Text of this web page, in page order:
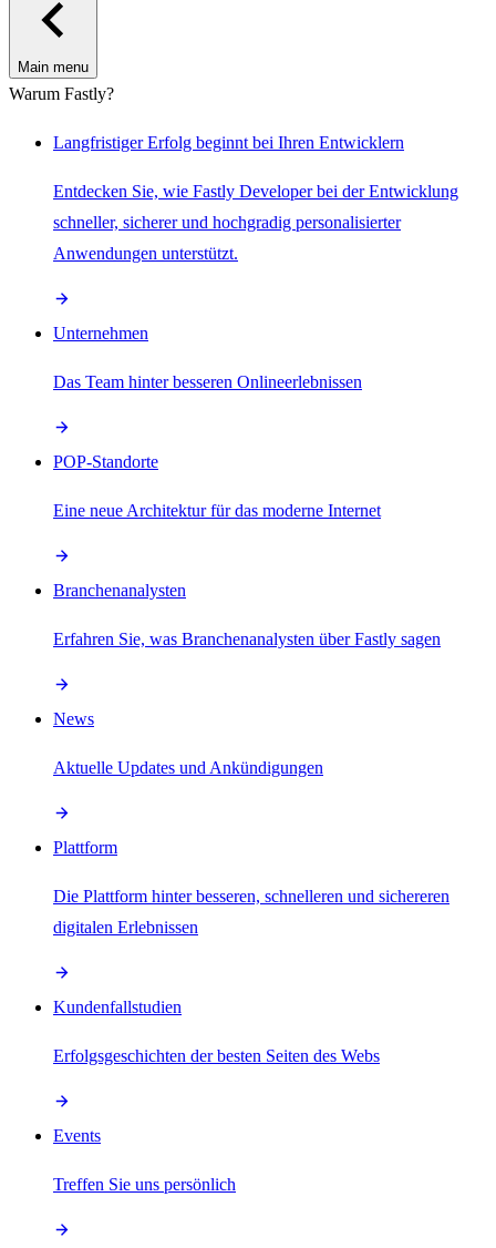
Main menu
Warum Fastly?
Langfristiger Erfolg beginnt bei Ihren Entwicklern
Entdecken Sie, wie Fastly Developer bei der Entwicklung
schneller, sicherer und hochgradig personalisierter
Anwendungen unterstützt.
Unternehmen
Das Team hinter besseren Onlineerlebnissen
POP-Standorte
Eine neue Architektur für das moderne Internet
Branchenanalysten
Erfahren Sie, was Branchenanalysten über Fastly sagen
News
Aktuelle Updates und Ankündigungen
Plattform
Die Plattform hinter besseren, schnelleren und sichereren
digitalen Erlebnissen
Kundenfallstudien
Erfolgsgeschichten der besten Seiten des Webs
Events
Treffen Sie uns persönlich